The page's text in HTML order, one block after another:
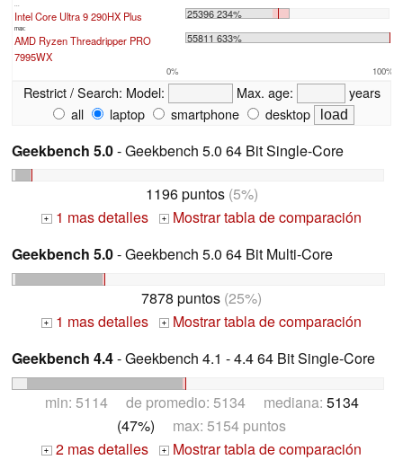
Intel Core Ultra 9 290HX Plus 25396 234%
max:
AMD Ryzen Threadripper PRO
7995WX
55811 633%
0% 100%
Restrict / Search: Model: Max. age:
years
all
laptop smartphone desktop
Geekbench 5.0- Geekbench 5.0 64 Bit Single-Core
1196 puntos(5%)
+ 1 mas detalles +
Mostrar tabla de comparación
Geekbench 5.0- Geekbench 5.0 64 Bit Multi-Core
7878 puntos (25%)
+ 1 mas detalles +
Mostrar tabla de comparación
Geekbench 4.4- Geekbench 4.1 - 4.4 64 Bit Single-Core
min: 5114 de promedio: 5134 mediana: 5134
(47%) max: 5154 puntos
+ 2 mas detalles +
Mostrar tabla de comparación